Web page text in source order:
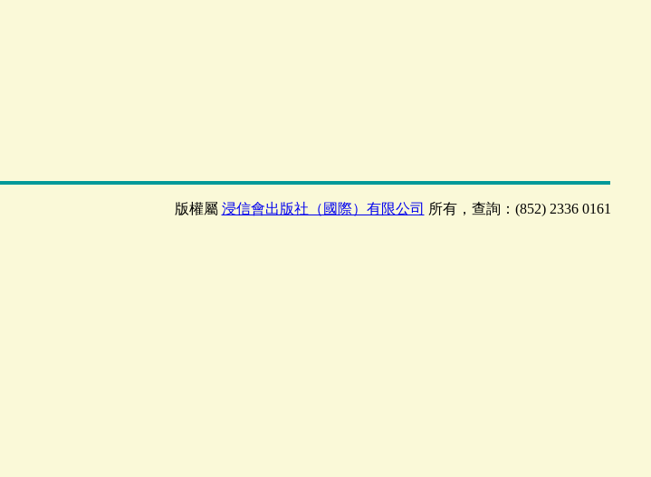
版權屬 浸信會出版社（國際）有限公司 所有，查詢：(852) 2336 0161